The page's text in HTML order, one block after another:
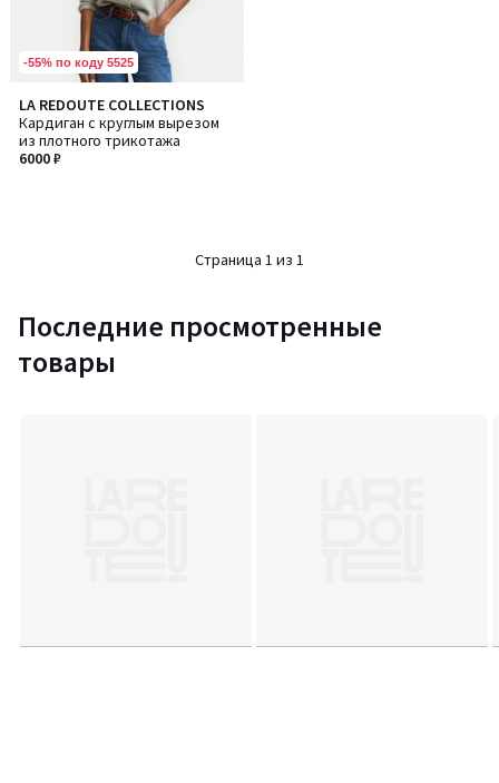
-55% по коду 5525
LA REDOUTE COLLECTIONS
Кардиган с круглым вырезом
из плотного трикотажа
6000 ₽
Страница 1 из 1
Последние просмотренные
товары